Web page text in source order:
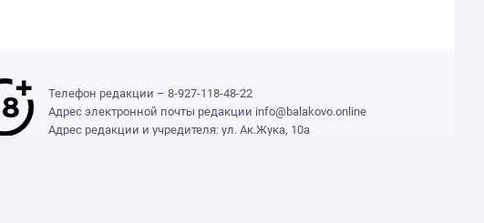
Телефон редакции – 8-927-118-48-22
Адрес электронной почты редакции info@balakovo.online
Адрес редакции и учредителя: ул. Ак.Жука, 10а